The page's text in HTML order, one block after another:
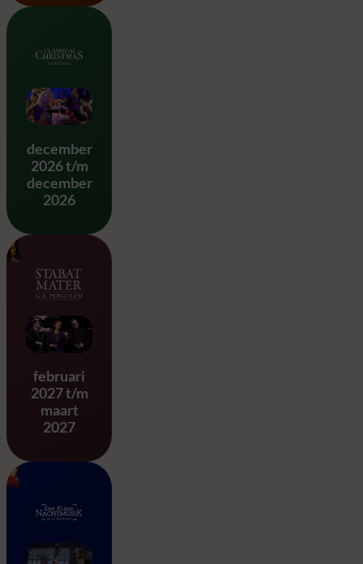
Classical Christmas
december
2026 t/m
december
2026
Stabat Mater – G.B.
februari
2027 t/m
maart
2027